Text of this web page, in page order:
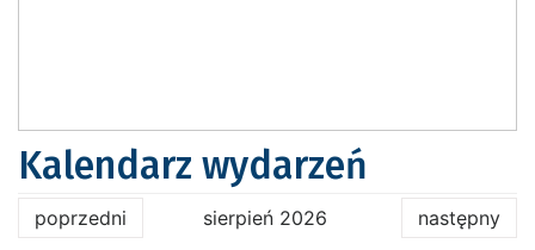
Kalendarz wydarzeń
poprzedni sierpień 2026 następny